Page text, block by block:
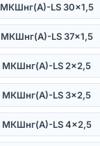
МКШнг(А)-LS 30×1,5
МКШнг(А)-LS 37×1,5
МКШнг(А)-LS 2×2,5
МКШнг(А)-LS 3×2,5
МКШнг(А)-LS 4×2,5